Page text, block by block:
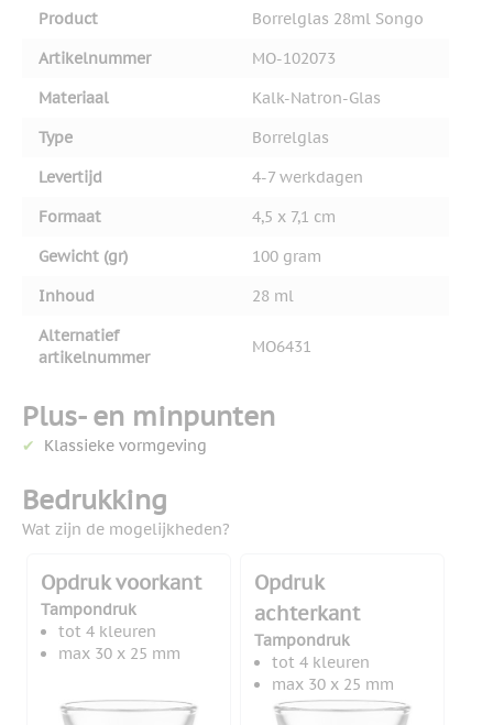
Product
Borrelglas 28ml Songo
Artikelnummer
MO-102073
Materiaal
Kalk-Natron-Glas
Type
Borrelglas
Levertijd
4-7 werkdagen
Formaat
4,5 x 7,1 cm
Gewicht (gr)
100 gram
Inhoud
28 ml
Alternatief
artikelnummer
MO6431
Plus- en minpunten
Klassieke vormgeving
Bedrukking
Wat zijn de mogelijkheden?
Opdruk voorkant
Tampondruk
tot 4 kleuren
max 30 x 25 mm
Opdruk
achterkant
Tampondruk
tot 4 kleuren
max 30 x 25 mm